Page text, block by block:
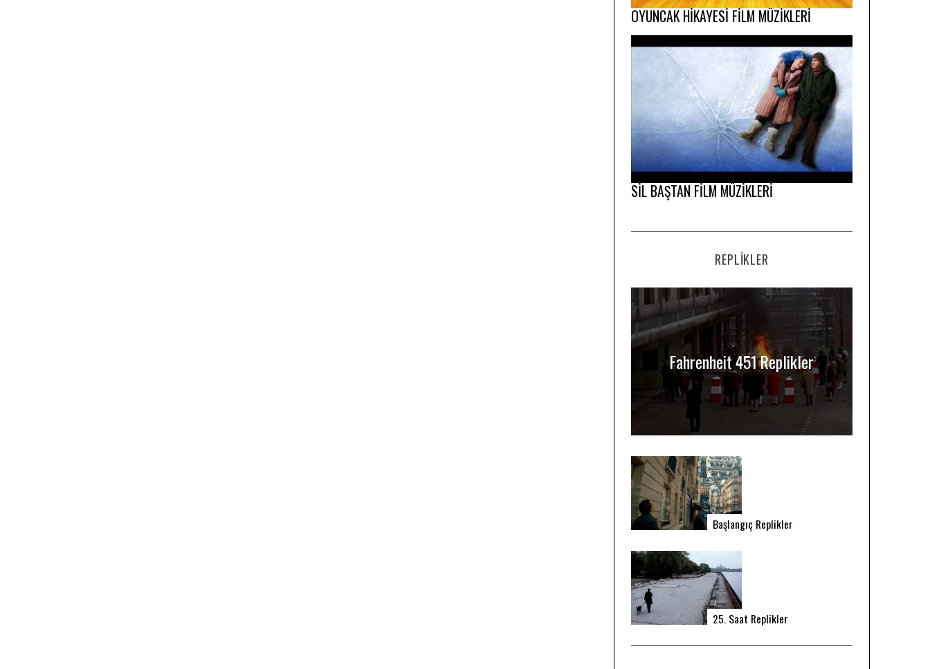
OYUNCAK HİKAYESİ FİLM MÜZİKLERİ
SİL BAŞTAN FİLM MÜZİKLERİ
REPLIKLER
Fahrenheit 451 Replikler
Başlangıç Replikler
25. Saat Replikler